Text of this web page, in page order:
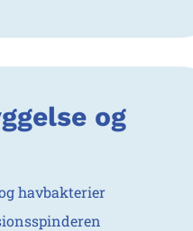
og
havbakterier